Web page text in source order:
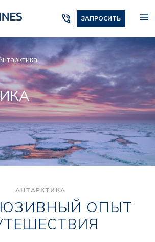
phone_in_talk ЗАПРОСИТЬ menu
АНТАРКТИКА
ОПЫТ